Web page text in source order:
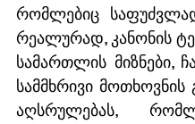
რომლებიც
რეალურად, კანონის
სამართლის მიზნები,
სამმხრივი მოთხოვნის
აღსრულებას,